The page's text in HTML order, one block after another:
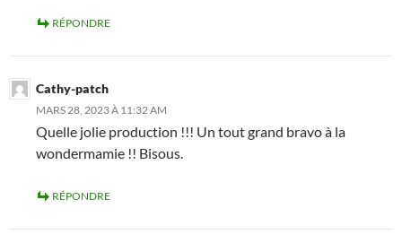
RÉPONDRE
Cathy-patch
MARS 28, 2023 À 11:32 AM
Quelle jolie production !!! Un tout grand bravo à la
wondermamie !! Bisous.
RÉPONDRE